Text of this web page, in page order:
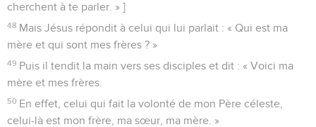
cherchent à te parler. » ]
48 Mais Jésus répondit à celui qui lui parlait : « Qui est ma
mère et qui sont mes frères ? »
49 Puis il tendit la main vers ses disciples et dit : « Voici ma
mère et mes frères.
50 En effet, celui qui fait la volonté de mon Père céleste,
celui-là est mon frère, ma sœur, ma mère. »